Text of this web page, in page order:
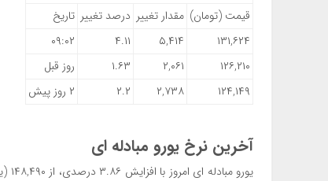
قیمت (تومان) مقدار تغییر درصد تغییر تاریخ
۱۳۱,۶۲۴
۵,۴۱۴ ۴.۱۱
۰۹:۰۲
۱۲۶,۲۱۰
۲,۰۶۱ ۱.۶۳
روز قبل
۱۲۴,۱۴۹
۲,۷۳۸ ۲.۲ ۲ روز پیش
آخرین نرخ یورو مبادله ای